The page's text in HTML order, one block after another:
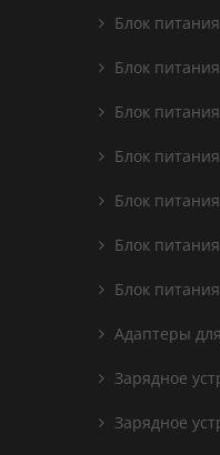
Блок
Блок
Блок
Блок
Блок
Блок
Блок
Адаптеры
Зарядное
Зарядное